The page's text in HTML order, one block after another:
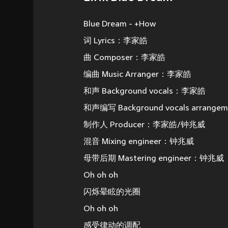
Blue Dream - +How
词 Lyrics：李家皓
曲 Composer：李家皓
编曲 Music Arranger：李家皓
和声 Background vocals：李家皓
和声编写 Background vocals
制作人 Producer：李家皓/钟兆威
混音 Mixing engineer：钟兆威
母带后期 Mastering engineer：钟兆威
Oh oh oh
闪烁晕眩的光圈
Oh oh oh
感受律动的调配